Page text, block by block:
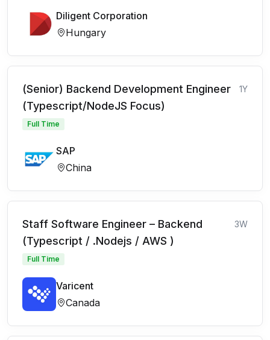
Diligent Corporation
Hungary
(Senior) Backend Development Engineer
(Typescript/NodeJS Focus)
1Y
Full Time
SAP
China
Staff Software Engineer – Backend
(Typescript / .Nodejs / AWS )
3W
Full Time
Varicent
Canada